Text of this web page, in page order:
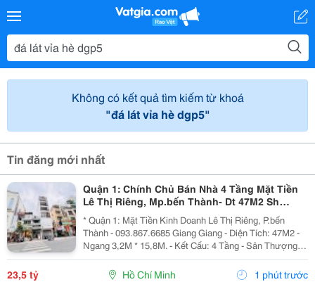
Không có kết quả tìm kiếm từ khoá
"đá lát vỉa hè dgp5"
Tin đăng mới nhất
Quận 1: Chính Chủ Bán Nhà 4 Tầng Mặt Tiền
Lê Thị Riêng, Mp.bến Thành- Dt 47M2 Sh
Vuông Đẹp- Đang Cho Nhà Hàng Hàn Kd Dòng
Tiền
* Quận 1: Mặt Tiền Kinh Doanh Lê Thị Riêng, P.bến
Thành - 093.867.6685 Giang Giang - Diện Tích: 47M2 -
Ngang 3,2M * 15,8M. - Kết Cấu: 4 Tầng - Sân Thượng. -
Sẵn Dòng Tiền Đều Hiện Đang Cho Nhà Hàn Hàn Quốc
Thuê. - Sổ Hồng Vuông Vức - Hoàn Công...
23,5 tỷ Hồ Chí Minh 1 phút trước